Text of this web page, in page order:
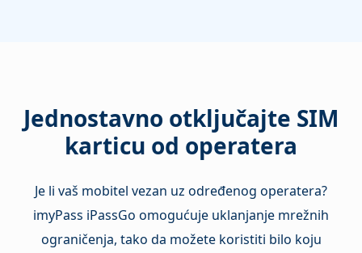
Jednostavno otključajte SIM
karticu od operatera
Je li vaš mobitel vezan uz određenog operatera?
imyPass iPassGo omogućuje uklanjanje mrežnih
ograničenja, tako da možete koristiti bilo koju